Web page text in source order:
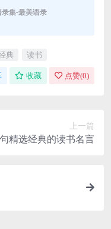
集-最美语录
典 读书
收藏 点赞(0)
上一篇
精选经典的读书名言